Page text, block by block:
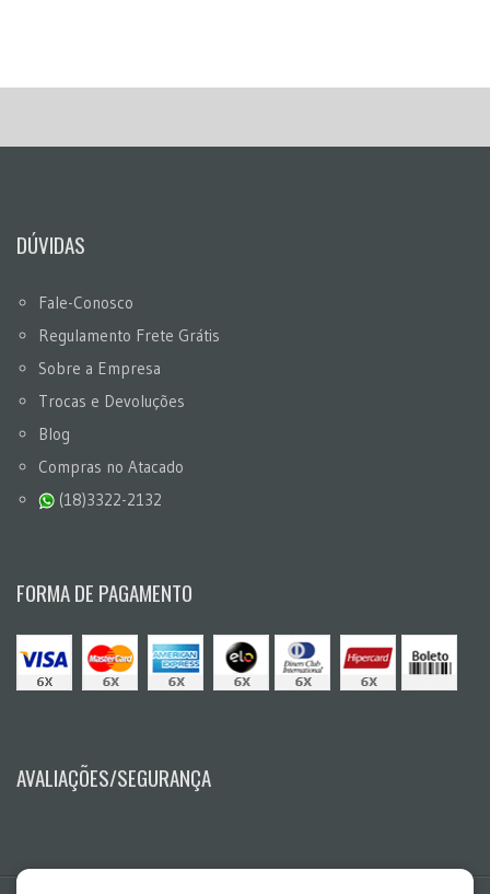
DÚVIDAS
Fale-Conosco
Regulamento Frete Grátis
Sobre a Empresa
Trocas e Devoluções
Blog
Compras no Atacado
(18)3322-2132
FORMA DE PAGAMENTO
AVALIAÇÕES/SEGURANÇA